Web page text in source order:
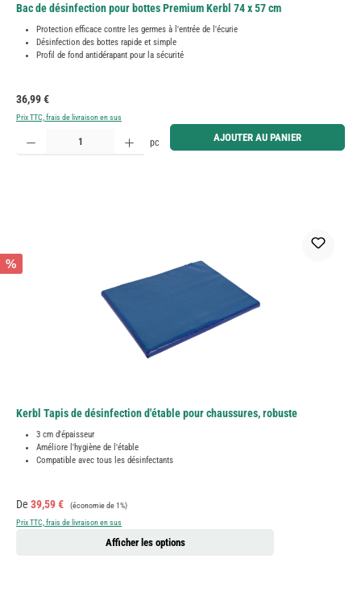
Bac de désinfection pour bottes Premium Kerbl 74 x 57 cm
Protection efficace contre les germes à l'entrée de l'écurie
Désinfection des bottes rapide et simple
Profil de fond antidérapant pour la sécurité
Prix régulier :
36,99 €
Prix TTC, frais de livraison en sus
Quantité de produit : Entrez la quantité souhaitée ou utilisez les boutons pour augmenter ou
pc AJOUTER AU PANIER
%
Kerbl Tapis de désinfection d'étable pour chaussures, robuste
3 cm d'épaisseur
Améliore l'hygiène de l'étable
Compatible avec tous les désinfectants
Prix de vente :
De 39,59 € Prix régulier :
(économie de 1%)
Prix TTC, frais de livraison en sus
Afficher les options